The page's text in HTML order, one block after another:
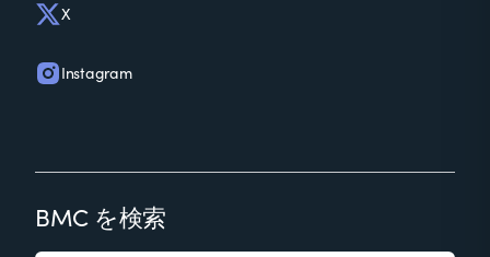
X
Instagram
BMC を検索